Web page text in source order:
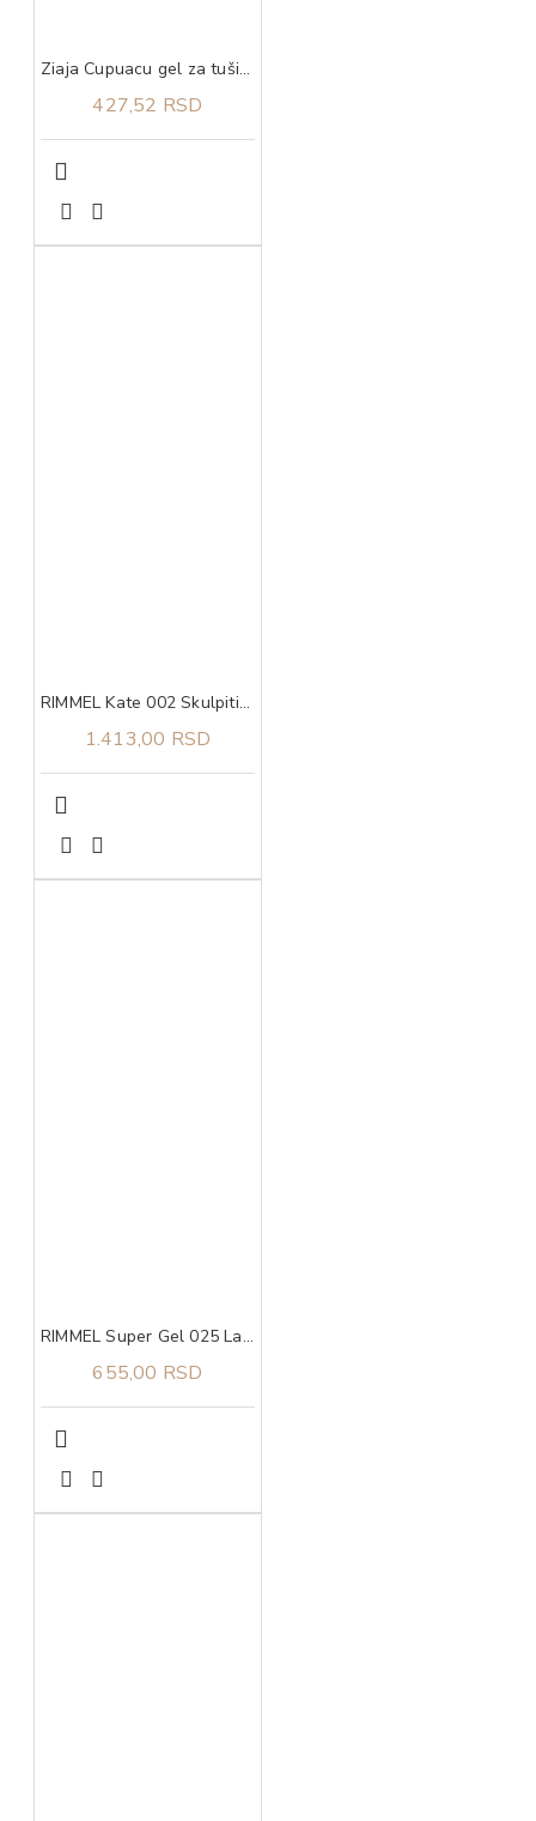
Ziaja Cupuacu gel za tuširanje 500 ml
427,52 RSD
RIMMEL Kate 002 Skulpiting i hajlating paleta
1.413,00 RSD
RIMMEL Super Gel 025 Lak za nokte
655,00 RSD